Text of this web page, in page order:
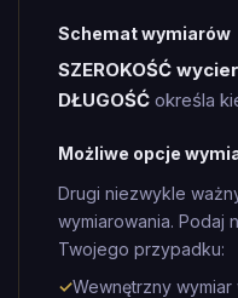
Schemat wymiarów
SZEROKOŚĆ
DŁUGOŚĆ określa
Możliwe opcje
Drugi niezwykle
wymiarowania. Podaj
Twojego przypadku:
✓Wewnętrzny